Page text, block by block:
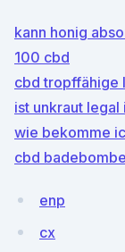
kann honig
100 cbd
cbd tropffähige
ist unkraut legal
wie bekomme
cbd
enp
cx